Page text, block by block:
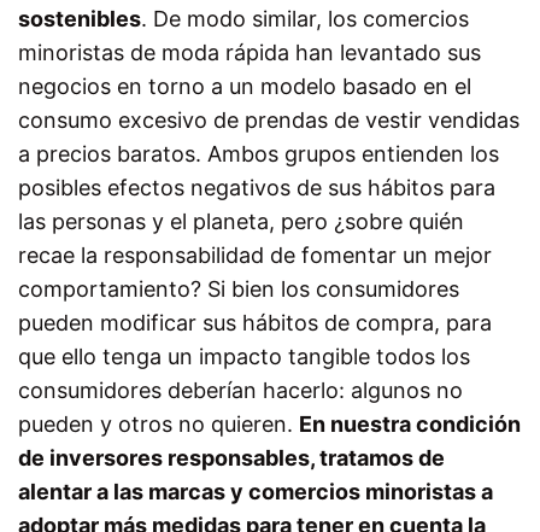
sostenibles. De modo similar, los comercios
minoristas de moda rápida han levantado sus
negocios en torno a un modelo basado en el
consumo excesivo de prendas de vestir vendidas
a precios baratos. Ambos grupos entienden los
posibles efectos negativos de sus hábitos para
las personas y el planeta, pero ¿sobre quién
recae la responsabilidad de fomentar un mejor
comportamiento? Si bien los consumidores
pueden modificar sus hábitos de compra, para
que ello tenga un impacto tangible todos los
consumidores deberían hacerlo: algunos no
pueden y otros no quieren. En nuestra condición
de inversores responsables, tratamos de
alentar a las marcas y comercios minoristas a
adoptar más medidas para tener en cuenta la